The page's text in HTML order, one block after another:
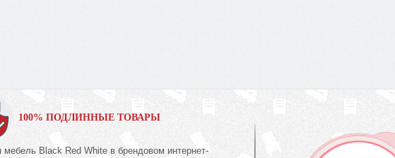
100% ПОДЛИННЫЕ ТОВАРЫ
мебель Black Red White в брендовом интернет-